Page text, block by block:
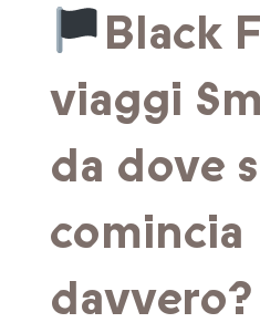
Black
viaggi
da dove
comincia
davvero?